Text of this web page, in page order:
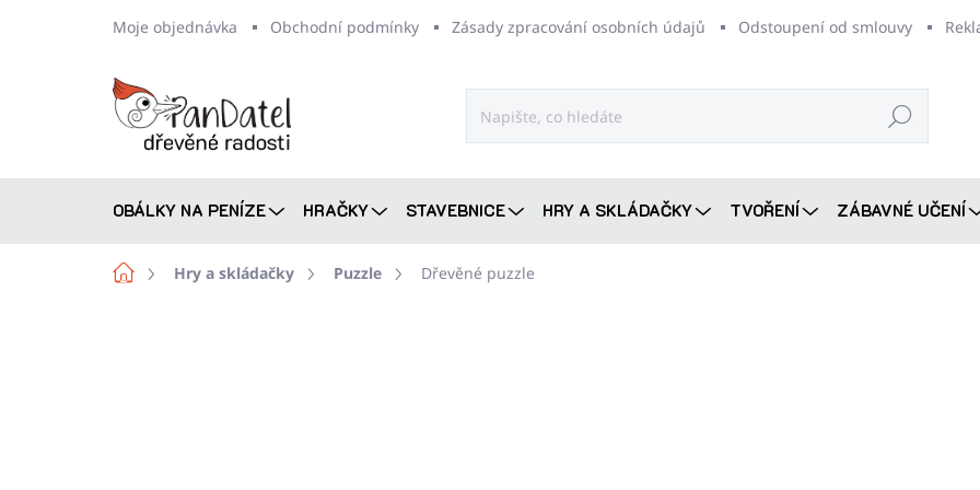
Moje objednávka Obchodní podmínky Zásady zpracování osobních údajů Odstoupení od smlouvy
Hledat
OBÁLKY NA PENÍZE HRAČKY STAVEBNICE HRY A SKLÁDAČKY TVOŘENÍ ZÁBAVNÉ UČENÍ
DomůHry a skládačky Puzzle Dřevěné puzzle